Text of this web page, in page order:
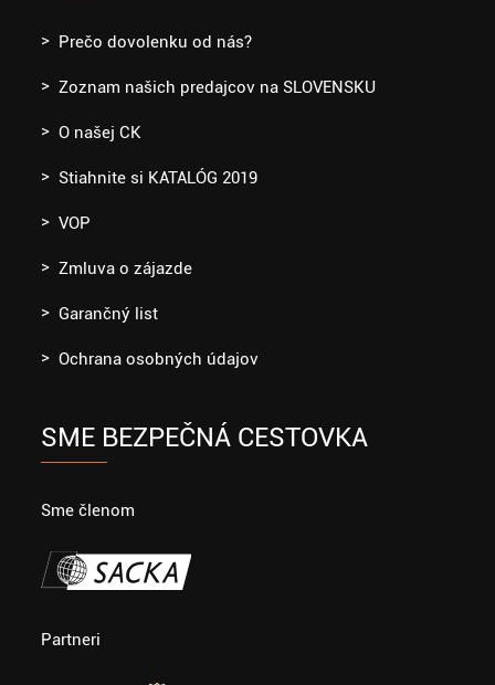
Prečo dovolenku od nás?
Zoznam našich predajcov na SLOVENSKU
O našej CK
Stiahnite si KATALÓG 2019
VOP
Zmluva o zájazde
Garančný list
Ochrana osobných údajov
SME BEZPEČNÁ CESTOVKA
Sme členom
Partneri